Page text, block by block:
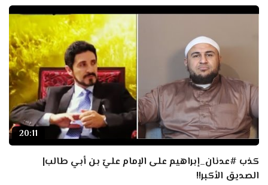
20:11
كذب #عدنان_إبراهيم على الإمام عليّ بن أبي طالب|
الصديق الأكبر!!